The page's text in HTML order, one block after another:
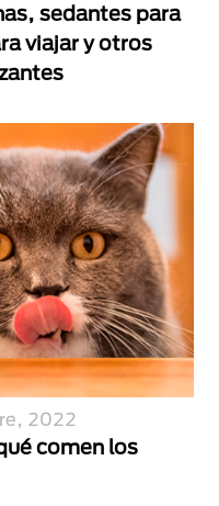
sedantes para
viajar y otros
2022
comen los